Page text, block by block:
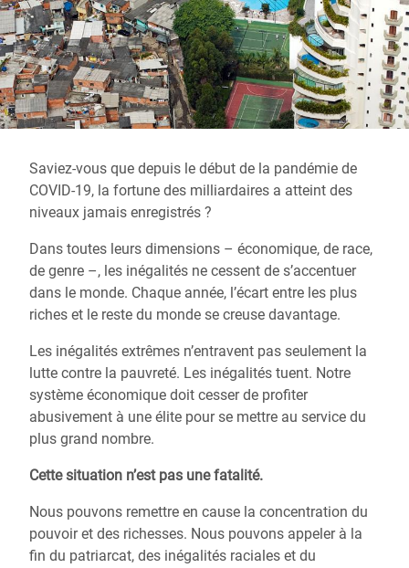
Saviez-vous que depuis le début de la pandémie de
COVID-19, la fortune des milliardaires a atteint des
niveaux jamais enregistrés ?
Dans toutes leurs dimensions – économique, de race,
de genre –, les inégalités ne cessent de s’accentuer
dans le monde. Chaque année, l’écart entre les plus
riches et le reste du monde se creuse davantage.
Les inégalités extrêmes n’entravent pas seulement la
lutte contre la pauvreté. Les inégalités tuent. Notre
système économique doit cesser de profiter
abusivement à une élite pour se mettre au service du
plus grand nombre.
Cette situation n’est pas une fatalité.
Nous pouvons remettre en cause la concentration du
pouvoir et des richesses. Nous pouvons appeler à la
fin du patriarcat, des inégalités raciales et du